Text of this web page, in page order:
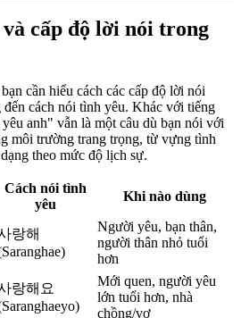
cấp độ lời nói trong
cần hiểu cách các cấp độ lời nói
cách nói tình yêu. Khác với tiếng
anh" vẫn là một câu dù bạn nói với
môi trường trang trọng, từ vựng tình
theo mức độ lịch sự.
Cách nói tình
yêu
Khi nào dùng
랑해
Người yêu, bạn thân,
người thân nhỏ tuổi
hơn
랑해요
Mới quen, người yêu
lớn tuổi hơn, nhà
chồng/vợ